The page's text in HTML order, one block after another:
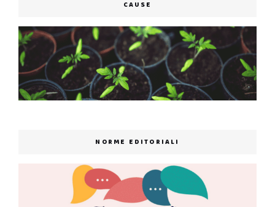
CAUSE
NORME EDITORIALI